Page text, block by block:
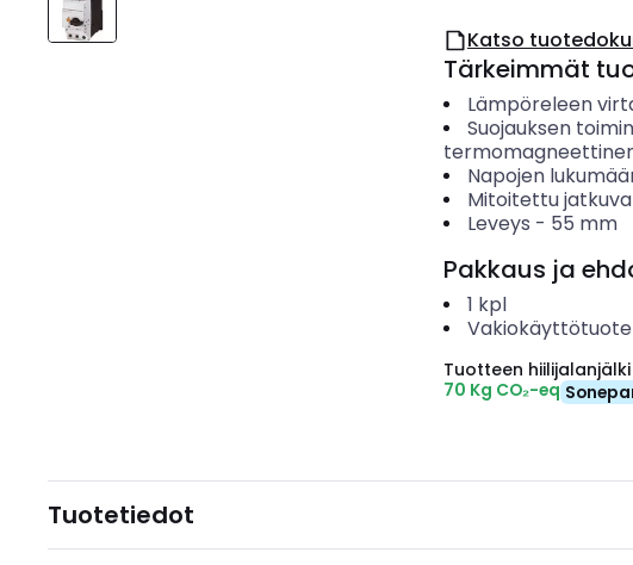
Katso
Tärkeimmät
Lämpöreleen
Suojauksen
Napojen
Mitoitettu
Leveys - 55 mm
Pakkaus ja
1 kpl
Vakiokäyttötuote
Tuotteen hiilijalanjälki
70 Kg CO₂-eq
Tuotetiedot